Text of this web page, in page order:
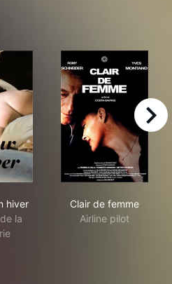
hiver
la
Clair de femme
Airline pilot
right